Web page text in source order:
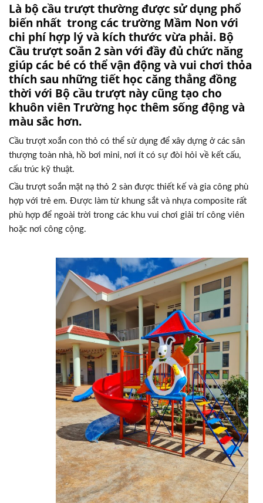
Là bộ cầu trượt thường được sử dụng phổ
biến nhất trong các trường Mầm Non với
chi phí hợp lý và kích thước vừa phải. Bộ
Cầu trượt soắn 2 sàn với đầy đủ chức năng
giúp các bé có thể vận động và vui chơi thỏa
thích sau những tiết học căng thẳng đồng
thời với Bộ cầu trượt này cũng tạo cho
khuôn viên Trường học thêm sống động và
màu sắc hơn.
Cầu trượt xoắn con thỏ có thể sử dụng để xây dựng ở các sân
thượng toàn nhà, hồ bơi mini, nơi ít có sự đòi hỏi về kết cấu,
cấu trúc kỹ thuật.
Cầu trượt soắn mặt nạ thỏ 2 sàn được thiết kế và gia công phù
hợp với trẻ em. Được làm từ khung sắt và nhựa composite rất
phù hợp để ngoài trời trong các khu vui chơi giải trí công viên
hoặc nơi công cộng.